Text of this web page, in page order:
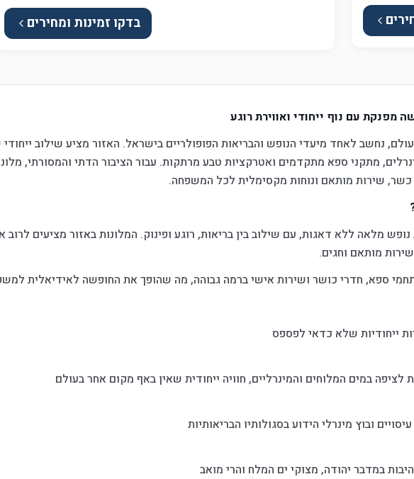
בדקו זמינות ומחירים
מפנקת עם נוף ייחודי ואווירת רוגע
נחשב לאחד מיעדי הנופש והבריאות הפופולריים בישראל. האזור מציע שילוב
מתקני ספא מתקדמים ואטרקציות טבע מרתקות. עבור הציבור הדתי והמסורתי,
שירות מותאם ונוחות מקסימלית לכל המשפחה.
מלאה ללא דאגות, עם שילוב בין בריאות, רוגע ופינוק. המלונות באזור מציעים
מותאם וחגים.
ספא, חדרי כושר ושירות אישי ברמה גבוהה, מה שהופך את החופשה לאידיאלית
ייחודיות שלא כדאי לפספס
לציפה במים המלוחים והמינרליים, חוויה ייחודית שאין באף מקום אחר בעולם
ובוץ מינרלי הידוע בסגולותיו הבריאותיות
במדבר יהודה, מצוקי ים המלח והרי מואב